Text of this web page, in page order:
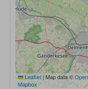
Leaflet | Map data ©
Mapbox